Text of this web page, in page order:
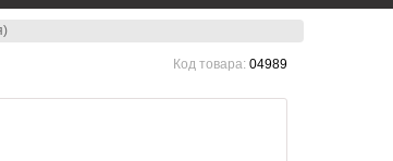
Код товара: 04989